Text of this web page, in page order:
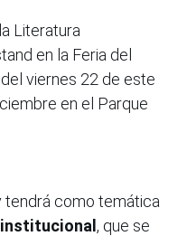
Literatura
en la Feria del
viernes 22 de este
en el Parque
tendrá como temática
, que se